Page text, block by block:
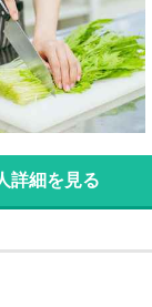
バイト♪♪
詳細を見る